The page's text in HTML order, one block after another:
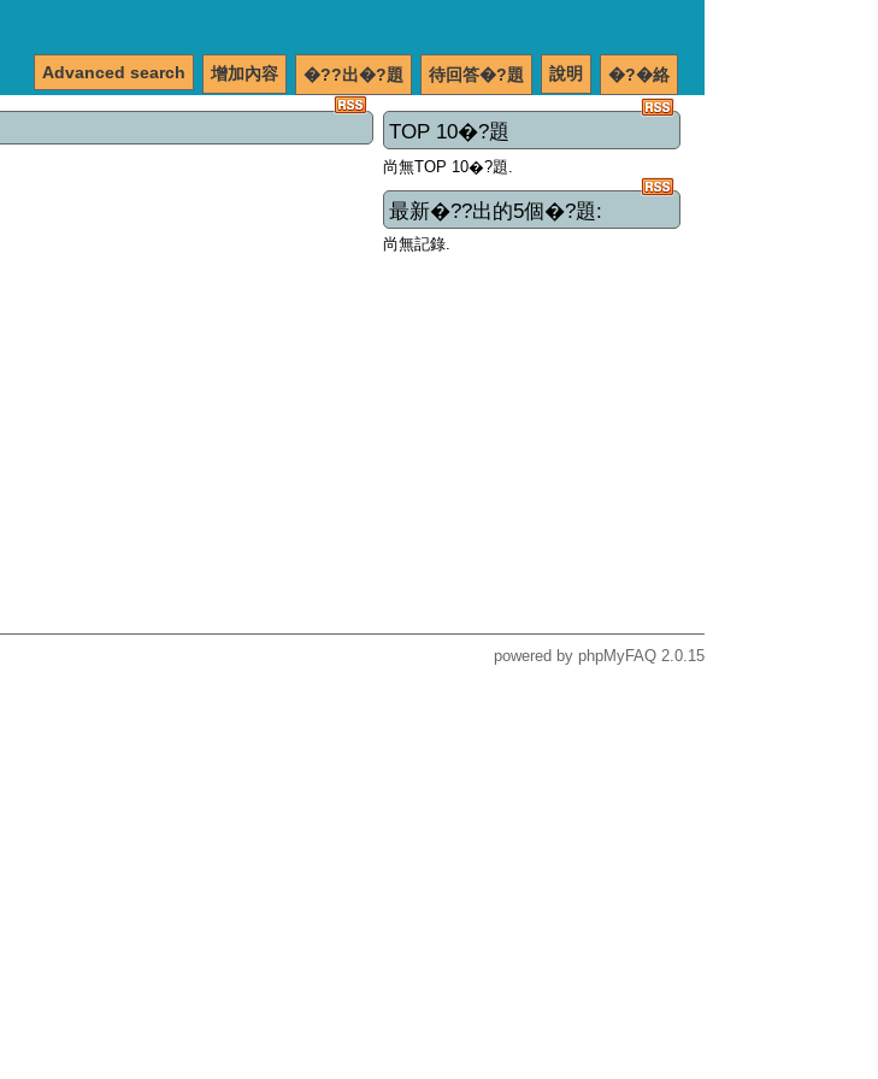
�?�絡
說明
待回答�?題
�??出�?題
增加內容
Advanced search
TOP 10�?題
尚無TOP 10�?題.
最新�??出的5個�?題:
尚無記錄.
powered by phpMyFAQ 2.0.15